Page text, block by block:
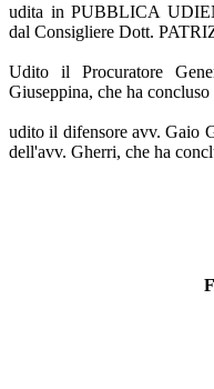
udita in PUBBLICA
dal Consigliere Dott.
Udito il Procuratore
Giuseppina, che ha
udito il difensore avv. Gaio
dell'avv. Gherri, che ha